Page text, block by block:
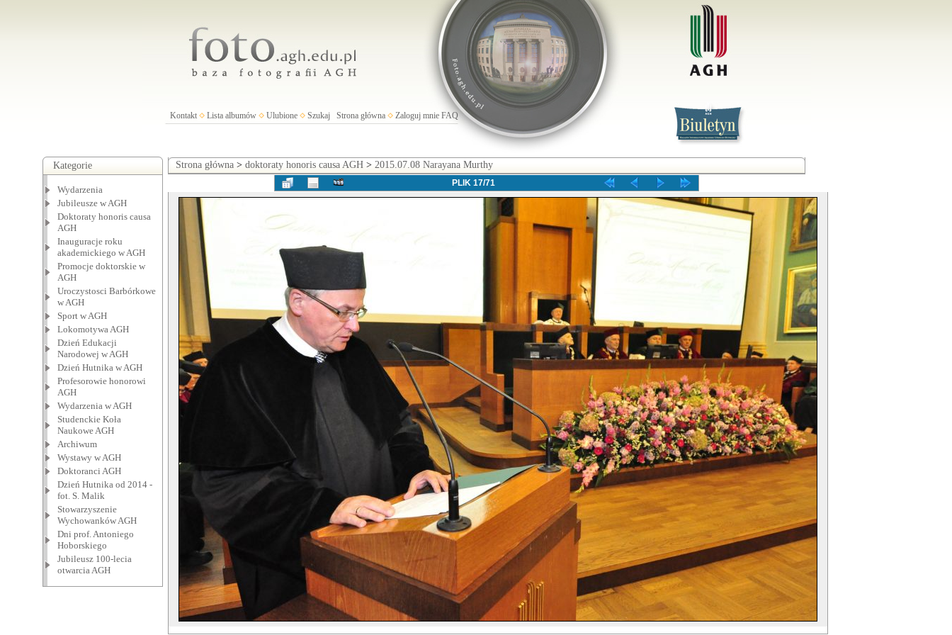
Kontakt Lista albumów Ulubione Szukaj Strona główna Zaloguj mnie FAQ
Kategorie
Wydarzenia
Jubileusze w AGH
Doktoraty honoris causa
AGH
Inauguracje roku
akademickiego w AGH
Promocje doktorskie w
AGH
Uroczystosci Barbórkowe
w AGH
Sport w AGH
Lokomotywa AGH
Dzień Edukacji
Narodowej w AGH
Dzień Hutnika w AGH
Profesorowie honorowi
AGH
Wydarzenia w AGH
Studenckie Koła
Naukowe AGH
Archiwum
Wystawy w AGH
Doktoranci AGH
Dzień Hutnika od 2014 -
fot. S. Malik
Stowarzyszenie
Wychowanków AGH
Dni prof. Antoniego
Hoborskiego
Jubileusz 100-lecia
otwarcia AGH
Strona główna> doktoraty honoris causa AGH> 2015.07.08 Narayana Murthy
PLIK 17/71